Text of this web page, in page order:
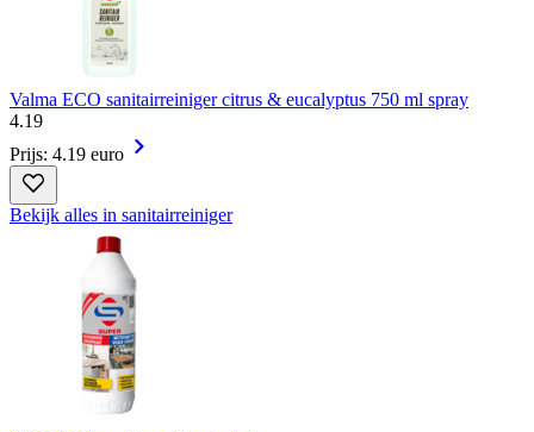
Valma ECO sanitairreiniger citrus & eucalyptus 750 ml spray
4.19
Prijs: 4.19 euro
Bekijk alles in sanitairreiniger